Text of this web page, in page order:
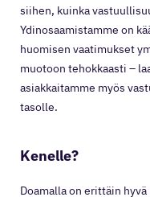
siihen, kuinka
Ydinosaamistamme on
huomisen vaatimukset
muotoon tehokkaasti –
asiakkaitamme myös
tasolle.
Kenelle?
Doamalla on erittäin